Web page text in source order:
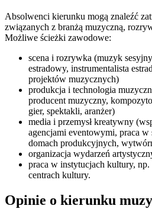
Absolwenci kierunku mogą znaleźć
związanych z branżą muzyczną,
Możliwe ścieżki zawodowe:
scena i rozrywka (muzyk
estradowy, instrumentalista
projektów muzycznych)
produkcja i technologia
producent muzyczny,
gier, spektakli, aranżer)
media i przemysł kreatywny
agencjami eventowymi, praca
domach produkcyjnych,
organizacja wydarzeń
praca w instytucjach kultury,
centrach kultury.
Opinie o kierunku